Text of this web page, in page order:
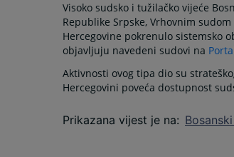
Visoko sudsko i tužilačko vijeće
Republike Srpske, Vrhovnim
Hercegovine pokrenulo sistemsko
objavljuju navedeni sudovi na
Aktivnosti ovog tipa dio su
Hercegovini poveća dostupnost
Prikazana vijest je na: